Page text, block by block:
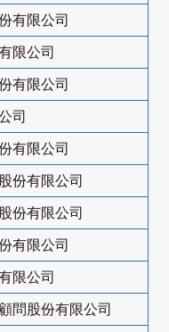
有限公司
限公司
有限公司
司
有限公司
份有限公司
份有限公司
有限公司
限公司
問股份有限公司